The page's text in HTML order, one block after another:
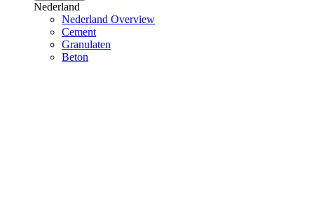
Nederland
Nederland Overview
Cement
Granulaten
Beton